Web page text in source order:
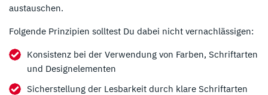
austauschen.
Folgende Prinzipien solltest Du dabei nicht vernachlässigen:
Konsistenz bei der Verwendung von Farben, Schriftarten
und Designelementen
Sicherstellung der Lesbarkeit durch klare Schriftarten